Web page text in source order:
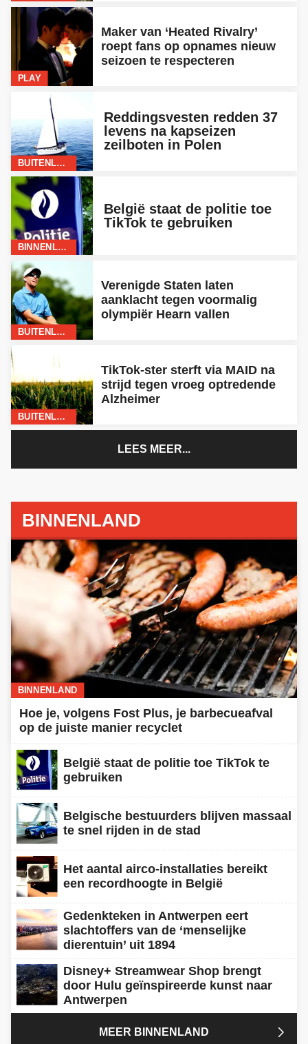
PLAY
Maker van ‘Heated Rivalry’
roept fans op opnames nieuw
seizoen te respecteren
Reddingsvesten redden 37
levens na kapseizen
zeilboten in Polen
BINNENLAND
België staat de politie toe
TikTok te gebruiken
BUITENLAND
Verenigde Staten laten
aanklacht tegen voormalig
olympiër Hearn vallen
BUITENLAND
TikTok-ster sterft via MAID na
strijd tegen vroeg optredende
Alzheimer
LEES MEER...
BINNENLAND
BINNENLAND
Hoe je, volgens Fost Plus, je barbecueafval
op de juiste manier recyclet
België staat de politie toe TikTok te
gebruiken
Belgische bestuurders blijven massaal
te snel rijden in de stad
Het aantal airco-installaties bereikt
een recordhoogte in België
Gedenkteken in Antwerpen eert
slachtoffers van de ‘menselijke
dierentuin’ uit 1894
Disney+ Streamwear Shop brengt
door Hulu geïnspireerde kunst naar
Antwerpen
MEER BINNENLAND 